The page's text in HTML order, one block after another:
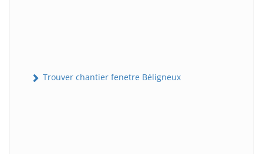
Trouver chantier fenetre Béligneux